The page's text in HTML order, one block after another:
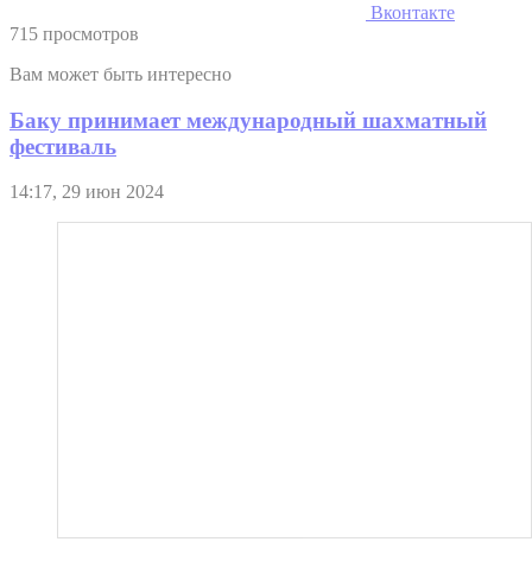
Вконтакте
715 просмотров
Вам может быть интересно
Баку принимает международный шахматный
фестиваль
14:17, 29 июн 2024